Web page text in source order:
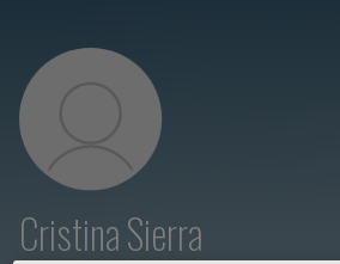
Cristina Sierra